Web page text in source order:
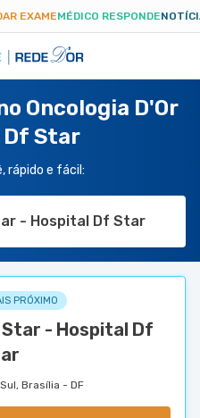
EXAMEMÉDICO RESPONDE
Oncologia D'Or
Star
rápido e fácil:
- Hospital Df Star
PRÓXIMO
Star - Hospital Df
Brasília - DF